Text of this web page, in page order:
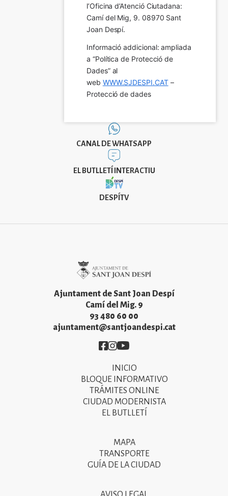
l’Oficina d’Atenció Ciutadana:
Camí del Mig, 9. 08970 Sant
Joan Despí.
Informació addicional: ampliada
a “Política de Protecció de
Dades” al
web WWW.SJDESPI.CAT –
Protecció de dades
CANAL DE WHATSAPP
EL BUTLLETÍ INTERACTIU
DESPÍTV
Ajuntament de Sant Joan Despí
Camí del Mig. 9
93 480 60 00
ajuntament@santjoandespi.cat
Imatge
Imatge
Imatge
INICIO
BLOQUE INFORMATIVO
TRÁMITES ONLINE
CIUDAD MODERNISTA
EL BUTLLETÍ
MAPA
TRANSPORTE
GUÍA DE LA CIUDAD